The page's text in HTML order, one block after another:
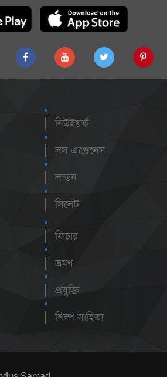
নিউইয়র্ক
লস এঞ্জেলেস
লন্ডন
সিলেট
ফিচার
ভ্রমণ
প্রযুক্তি
শিল্প-সাহিত্য